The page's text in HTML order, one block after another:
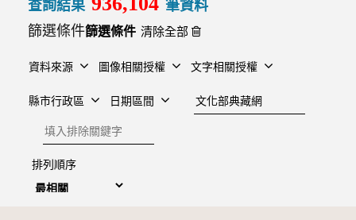
查詢結果
筆資料
篩選條件
清除全部
資料來源 圖像相關授權 文字相關授權
縣市行政區 日期區間
建檔單位
排除關鍵字
排列順序